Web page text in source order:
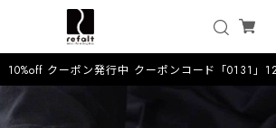
10%off クーポン発行中 クーポンコード「0131」